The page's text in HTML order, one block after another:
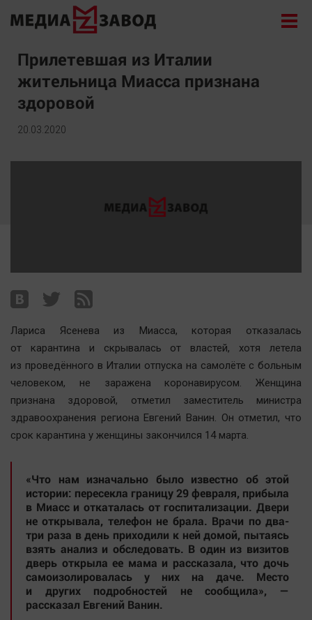
Новости
Экономика
Происшествия
Общество
Архив
Наша победа
Общество
Политика
Экономика
Происшествия
Мнения
Технологии
Отраслевые темы
Hедвижимость
Образование
Прилетевшая из Италии
жительница Миасса признана
здоровой
20.03.2020
Лариса Ясенева из Миасса, которая отказалась
от карантина и скрывалась от властей, хотя летела
из проведённого в Италии отпуска на самолёте с больным
человеком, не заражена коронавирусом. Женщина
признана здоровой, отметил заместитель министра
здравоохранения региона Евгений Ванин. Он отметил, что
срок карантина у женщины закончился 14 марта.
«Что нам изначально было известно об этой
истории: пересекла границу 29 февраля, прибыла
в Миасс и откаталась от госпитализации. Двери
не открывала, телефон не брала. Врачи по два-
три раза в день приходили к ней домой, пытаясь
взять анализ и обследовать. В один из визитов
дверь открыла ее мама и рассказала, что дочь
самоизолировалась у них на даче. Место
и других подробностей не сообщила», —
рассказал Евгений Ванин.